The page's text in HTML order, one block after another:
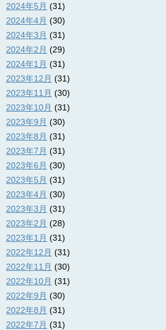
2024年5月 (31)
2024年4月 (30)
2024年3月 (31)
2024年2月 (29)
2024年1月 (31)
2023年12月 (31)
2023年11月 (30)
2023年10月 (31)
2023年9月 (30)
2023年8月 (31)
2023年7月 (31)
2023年6月 (30)
2023年5月 (31)
2023年4月 (30)
2023年3月 (31)
2023年2月 (28)
2023年1月 (31)
2022年12月 (31)
2022年11月 (30)
2022年10月 (31)
2022年9月 (30)
2022年8月 (31)
2022年7月 (31)